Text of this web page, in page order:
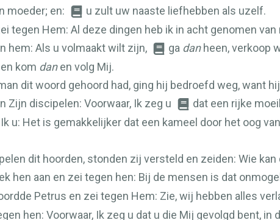
moeder; en:
u zult uw naaste liefhebben als uzelf.
tegen Hem: Al deze dingen heb ik in acht genomen
hem: Als u volmaakt wilt zijn, ga danheen, verkoop
kom danen volg Mij.
dit woord gehoord had, ging hij bedroefd weg, want
Zijn discipelen: Voorwaar, Ik zeg u
dat een rijke
u: Het is gemakkelijker dat een kameel door het oog
dit hoorden, stonden zij versteld en zeiden: Wie kan
hen aan en zei tegen hen: Bij de mensen is dat
Petrus en zei tegen Hem: Zie, wij hebben alles
hen: Voorwaar, Ik zeg u dat u die Mij gevolgd bent,